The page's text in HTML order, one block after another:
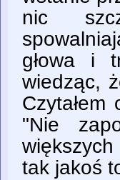
nic
głowa i
wiedząc,
"Nie
większych
tak jakoś